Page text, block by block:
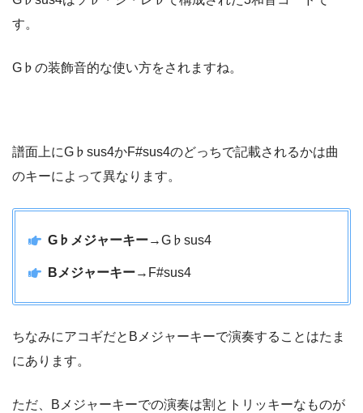
す。
G♭の装飾音的な使い方をされますね。
譜面上にG♭sus4かF#sus4のどっちで記載されるかは曲
のキーによって異なります。
G♭メジャーキー→G♭sus4
Bメジャーキー→F#sus4
ちなみにアコギだとBメジャーキーで演奏することはたま
にあります。
ただ、Bメジャーキーでの演奏は割とトリッキーなものが